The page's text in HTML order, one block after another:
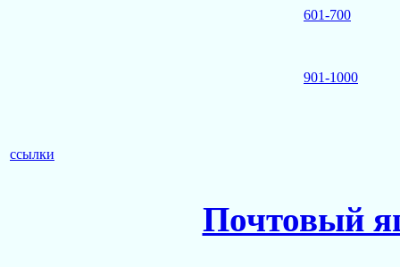
601-700
901-1000
ссылки
Почтовый